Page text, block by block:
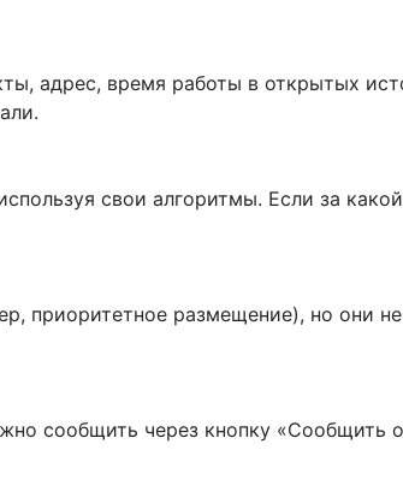
адрес, время работы в открытых
свои алгоритмы. Если за
приоритетное размещение), но они
сообщить через кнопку «Сообщить